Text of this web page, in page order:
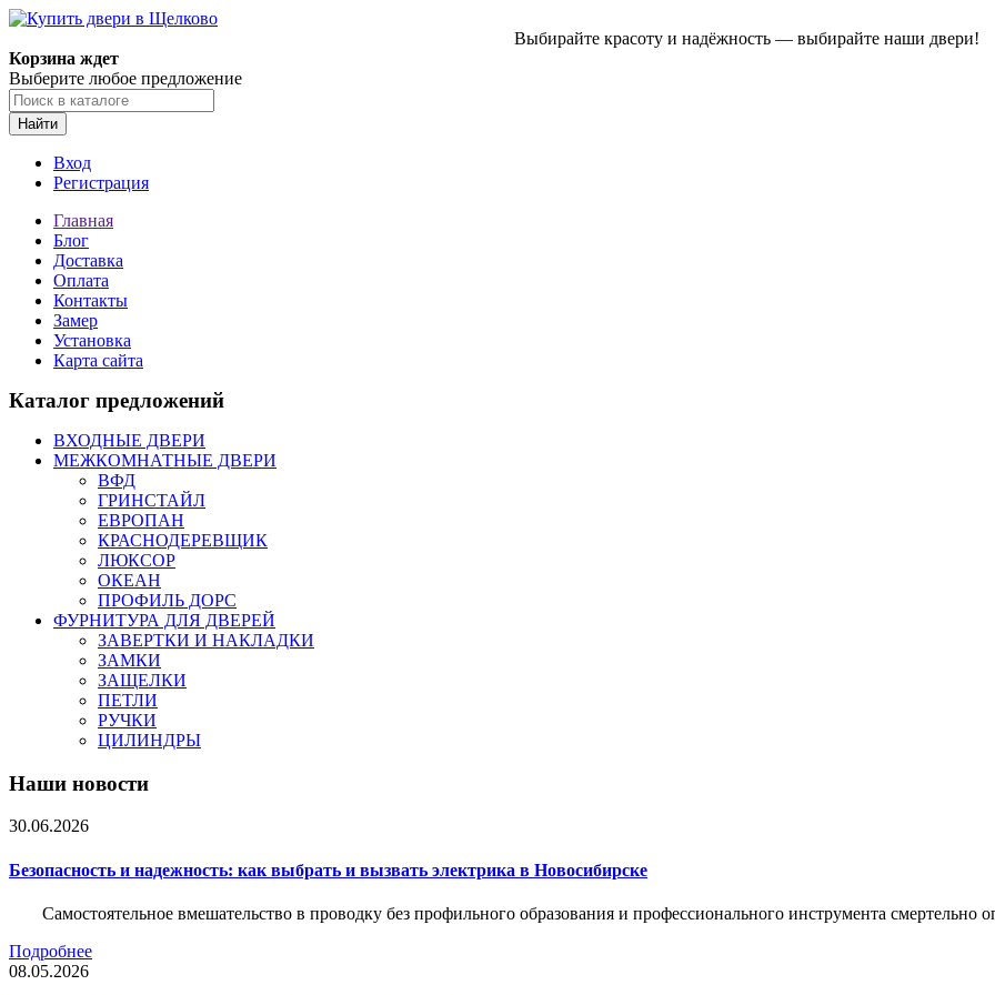
Выбирайте красоту и надёжность — выбирайте наши двери!
Корзина ждет
Выберите любое предложение
Найти
Вход
Регистрация
Главная
Блог
Доставка
Оплата
Контакты
Замер
Установка
Карта сайта
Каталог предложений
ВХОДНЫЕ ДВЕРИ
МЕЖКОМНАТНЫЕ ДВЕРИ
ВФД
ГРИНСТАЙЛ
ЕВРОПАН
КРАСНОДЕРЕВЩИК
ЛЮКСОР
ОКЕАН
ПРОФИЛЬ ДОРС
ФУРНИТУРА ДЛЯ ДВЕРЕЙ
ЗАВЕРТКИ И НАКЛАДКИ
ЗАМКИ
ЗАЩЕЛКИ
ПЕТЛИ
РУЧКИ
ЦИЛИНДРЫ
Наши новости
30.06.2026
Безопасность и надежность: как выбрать и вызвать электрика в Новосибирске
Самостоятельное вмешательство в проводку без профильного образования и профессионального инструмента смертельно
Подробнее
08.05.2026